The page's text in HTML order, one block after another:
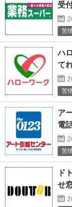
受
苦
ハ
て
苦
ア
電
苦
ド
せ